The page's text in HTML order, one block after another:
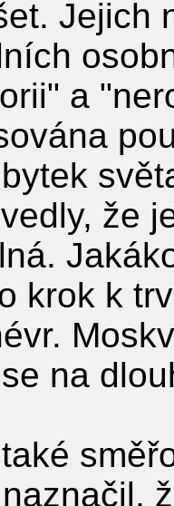
Jejich
a
že
krok k
na